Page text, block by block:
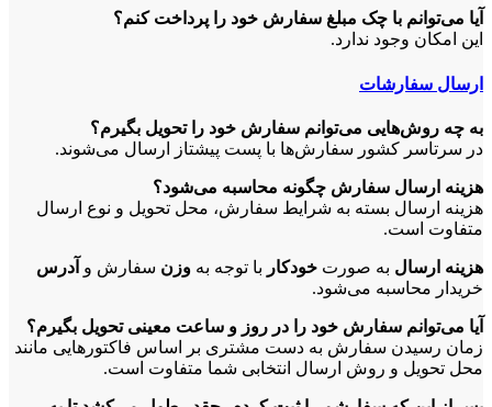
آیا می‌توانم با چک مبلغ سفارش خود را پرداخت کنم؟
این امکان وجود ندارد.
ارسال سفارشات
به چه روش‌هایی می‌توانم سفارش خود را تحویل بگیرم؟
در سرتاسر کشور سفارش‌‏ها با پست پیشتاز ارسال می‌‏شوند.
هزینه ارسال سفارش چگونه محاسبه می‌شود؟
هزینه‏ ارسال بسته به شرایط سفارش، محل تحویل و نوع ارسال
متفاوت است.
هزینه ارسال به صورت خودکار با توجه به وزن سفارش و آدرس
خریدار محاسبه می‌شود.
آیا می‏‌توانم سفارش خود را در روز و ساعت معینی تحویل بگیرم؟
زمان رسیدن سفارش به دست مشتری بر اساس فاکتورهایی مانند
محل تحویل و روش ارسال انتخابی شما متفاوت است.